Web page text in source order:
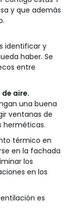
y que además
identificar y
haber. Se
entre
aire.
una buena
ventanas de
herméticas.
térmico en
en la fachada
los
en los
es